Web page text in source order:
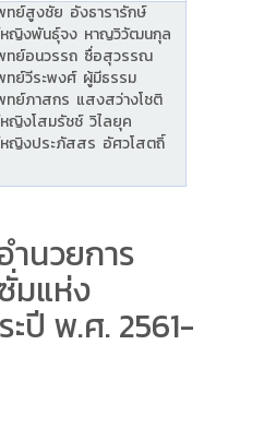
ทย์สูงชัย อังธารารักษ์
ญิงพันธุ์จง หาญวิวัฒนกุล
ทย์อนวรรถ ซื่อสุวรรณ
ทย์วีระพงศ์ ผู้มีธรรม
ทย์ภาสกร แสงสว่างโชติ
ญิงโสมรัชช์ วิไลยุค
ญิงประภัสสร อัศวโสตถิ์
นวยการ
มแห่ง
ะปี พ.ศ. 2561-